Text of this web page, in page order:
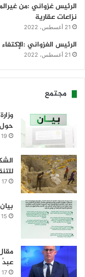
الرئيس غزواني :من
نزاعات عقارية
21 أغسطس، 2022
الرئيس الغزواني
21 أغسطس، 2022
مجتمع
19 أبريل، 2026
17 أبريل، 2026
15 أبريل، 2026
17 يناير، 2025